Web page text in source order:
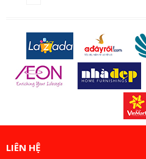
LIÊN HỆ